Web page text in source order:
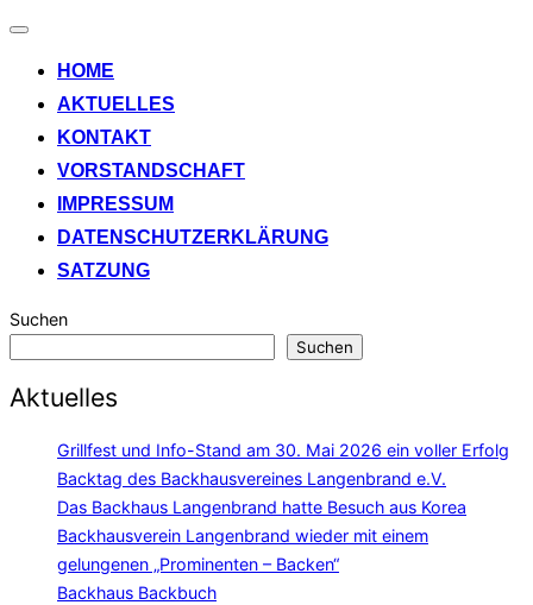
Navigation
HOME
AKTUELLES
KONTAKT
VORSTANDSCHAFT
IMPRESSUM
DATENSCHUTZERKLÄRUNG
SATZUNG
Suchen
Suchen
Aktuelles
Grillfest und Info-Stand am 30. Mai 2026 ein voller Erfolg
Backtag des Backhausvereines Langenbrand e.V.
Das Backhaus Langenbrand hatte Besuch aus Korea
Backhausverein Langenbrand wieder mit einem
gelungenen „Prominenten – Backen“
Backhaus Backbuch